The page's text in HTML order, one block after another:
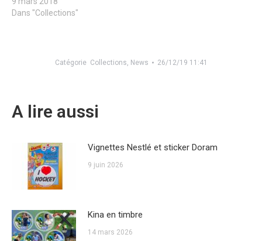
Dans "Collections"
Catégorie Collections, News 26/12/19 11:41
A lire aussi
Vignettes Nestlé et sticker Doram
9 juin 2026
Kina en timbre
14 mars 2026